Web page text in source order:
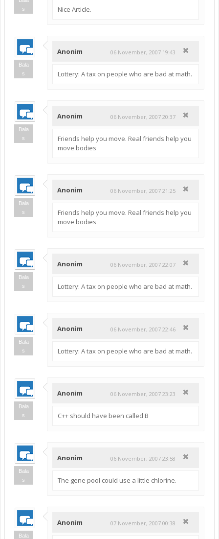
s
Nice Article.
Bala
s
Anonim 06 November, 2007 19:43
Lottery: A tax on people who are bad at math.
Bala
s
Anonim 06 November, 2007 20:37
Friends help you move. Real friends help you
move bodies
Bala
s
Anonim 06 November, 2007 21:25
Friends help you move. Real friends help you
move bodies
Bala
s
Anonim 06 November, 2007 22:07
Lottery: A tax on people who are bad at math.
Bala
s
Anonim 06 November, 2007 22:46
Lottery: A tax on people who are bad at math.
Bala
s
Anonim 06 November, 2007 23:23
C++ should have been called B
Bala
s
Anonim 06 November, 2007 23:58
The gene pool could use a little chlorine.
Bala
Anonim 07 November, 2007 00:38